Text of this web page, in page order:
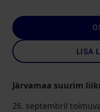
LISA
Järvamaa suurim
26. septembril